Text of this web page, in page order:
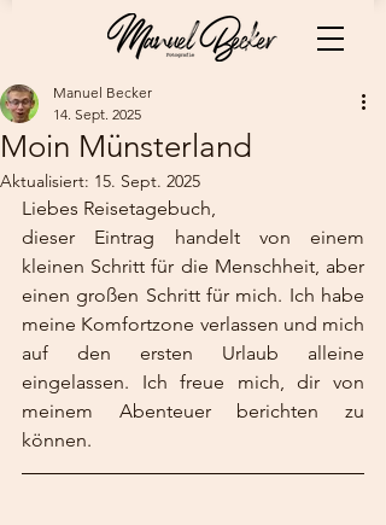
Moin Münsterland
Manuel Becker
14. Sept. 2025
Aktualisiert: 15. Sept. 2025
Liebes Reisetagebuch,
dieser Eintrag handelt von einem
kleinen Schritt für die Menschheit, aber
einen großen Schritt für mich. Ich habe
meine Komfortzone verlassen und mich
auf den ersten Urlaub alleine
eingelassen. Ich freue mich, dir von
meinem Abenteuer berichten zu
können.